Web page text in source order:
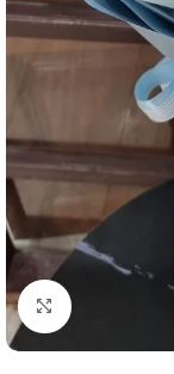
คลิกเพื่อขยาย